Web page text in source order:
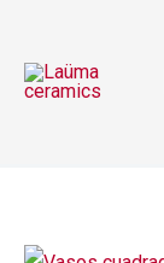
contenido